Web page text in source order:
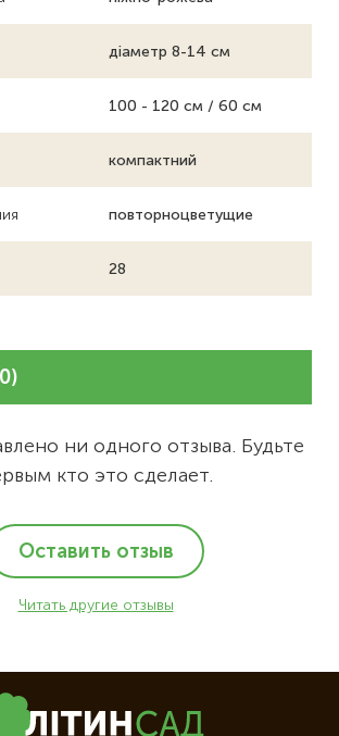
діаметр 8-14 см
100 - 120 см / 60 см
компактний
повторноцветущие
28
ни одного отзыва. Будьте
кто это сделает.
Оставить отзыв
Читать другие отзывы